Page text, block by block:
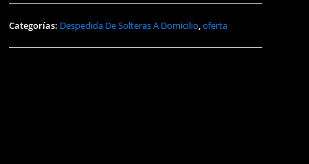
Categorías: Despedida De Solteras A Domicilio,oferta